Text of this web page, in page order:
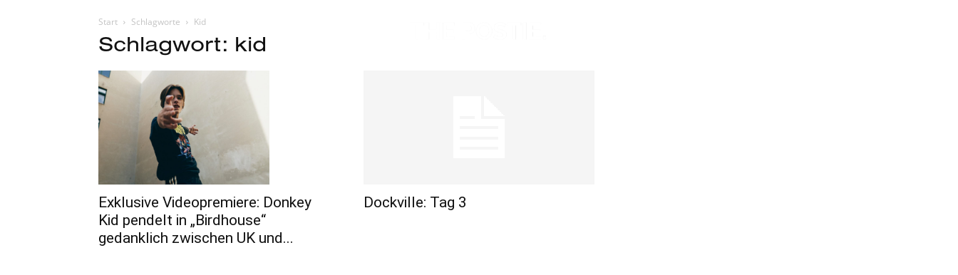
Start Schlagworte Kid
Schlagwort: kid
Exklusive Videopremiere: Donkey
Kid pendelt in „Birdhouse“
gedanklich zwischen UK und...
Dockville: Tag 3